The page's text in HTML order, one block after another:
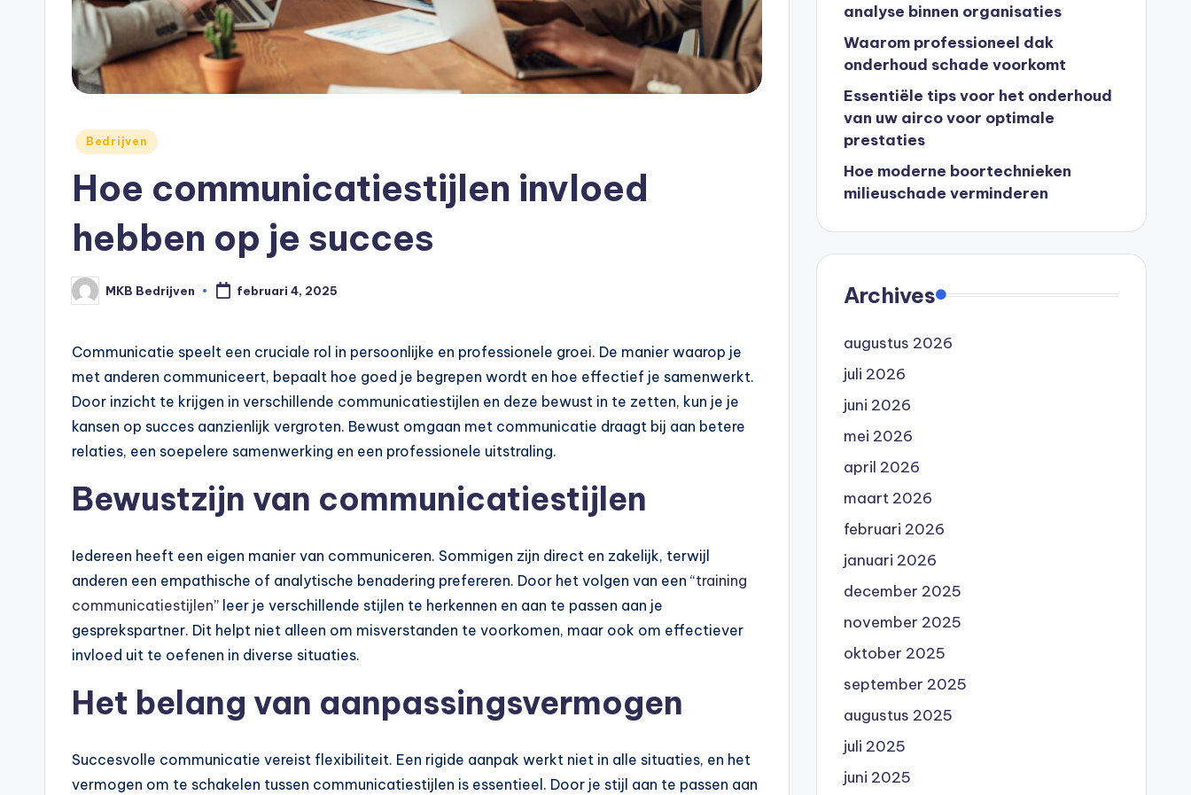
Bedrijven
Hoe communicatiestijlen invloed
hebben op je succes
MKB Bedrijven februari 4, 2025
Communicatie speelt een cruciale rol in persoonlijke en professionele groei. De manier waarop je
met anderen communiceert, bepaalt hoe goed je begrepen wordt en hoe effectief je samenwerkt.
Door inzicht te krijgen in verschillende communicatiestijlen en deze bewust in te zetten, kun je je
kansen op succes aanzienlijk vergroten. Bewust omgaan met communicatie draagt bij aan betere
relaties, een soepelere samenwerking en een professionele uitstraling.
Bewustzijn van communicatiestijlen
Iedereen heeft een eigen manier van communiceren. Sommigen zijn direct en zakelijk, terwijl
anderen een empathische of analytische benadering prefereren. Door het volgen van een “training
communicatiestijlen” leer je verschillende stijlen te herkennen en aan te passen aan je
gesprekspartner. Dit helpt niet alleen om misverstanden te voorkomen, maar ook om effectiever
invloed uit te oefenen in diverse situaties.
Het belang van aanpassingsvermogen
Succesvolle communicatie vereist flexibiliteit. Een rigide aanpak werkt niet in alle situaties, en het
vermogen om te schakelen tussen communicatiestijlen is essentieel. Door je stijl aan te passen aan
analyse binnen organisaties
Waarom professioneel dak
onderhoud schade voorkomt
Essentiële tips voor het onderhoud
van uw airco voor optimale
prestaties
Hoe moderne boortechnieken
milieuschade verminderen
Archives
augustus 2026
juli 2026
juni 2026
mei 2026
april 2026
maart 2026
februari 2026
januari 2026
december 2025
november 2025
oktober 2025
september 2025
augustus 2025
juli 2025
juni 2025